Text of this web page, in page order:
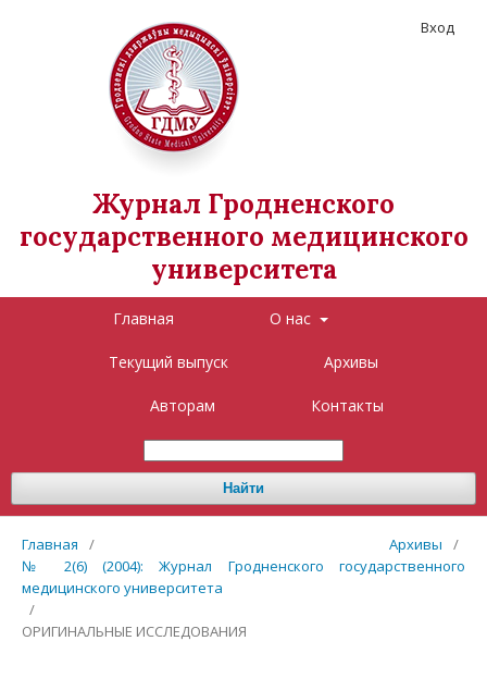
Журнал Гродненского
государственного медицинского
университета
Главная О нас
Текущий выпуск Архивы
Авторам Контакты
Найти
Вход
Главная / Архивы
/
№ 2(6) (2004): Журнал Гродненского государственного
медицинского университета
/
ОРИГИНАЛЬНЫЕ ИССЛЕДОВАНИЯ